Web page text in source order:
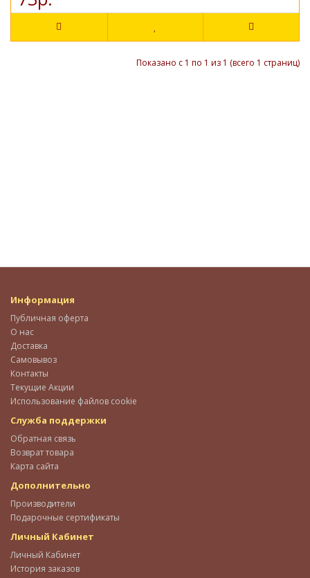
Показано с 1 по 1 из 1 (всего 1 страниц)
Информация
Публичная оферта
О нас
Доставка
Самовывоз
Контакты
Текущие Акции
Использование файлов cookie
Служба поддержки
Обратная связь
Возврат товара
Карта сайта
Дополнительно
Производители
Подарочные сертификаты
Личный Кабинет
Личный Кабинет
История заказов